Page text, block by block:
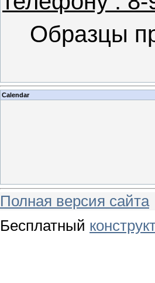
Образцы
Calendar
Полная версия сайта
Бесплатный